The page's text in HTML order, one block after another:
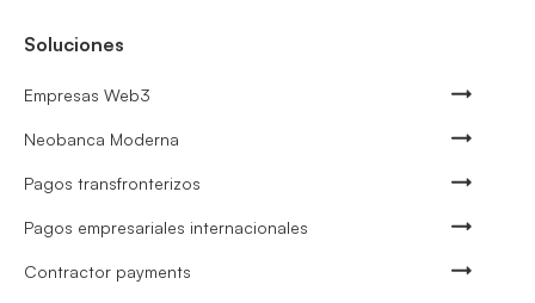
Soluciones
Empresas Web3
Neobanca Moderna
Pagos transfronterizos
Pagos empresariales internacionales
Contractor payments